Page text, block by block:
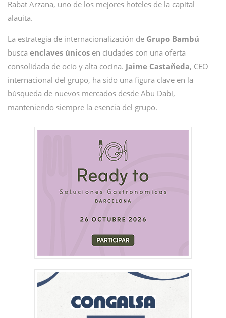
Rabat Arzana, uno de los mejores hoteles de la capital
alauita.
La estrategia de internacionalización de Grupo Bambú
busca enclaves únicos en ciudades con una oferta
consolidada de ocio y alta cocina. Jaime Castañeda, CEO
internacional del grupo, ha sido una figura clave en la
búsqueda de nuevos mercados desde Abu Dabi,
manteniendo siempre la esencia del grupo.